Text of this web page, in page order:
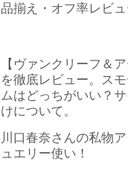
品揃え・オフ率レビュ
【ヴァンクリーフ＆
を徹底レビュー。ス
ムはどっちがいい？
けについて。
川口春奈さんの私物
ュエリー使い！